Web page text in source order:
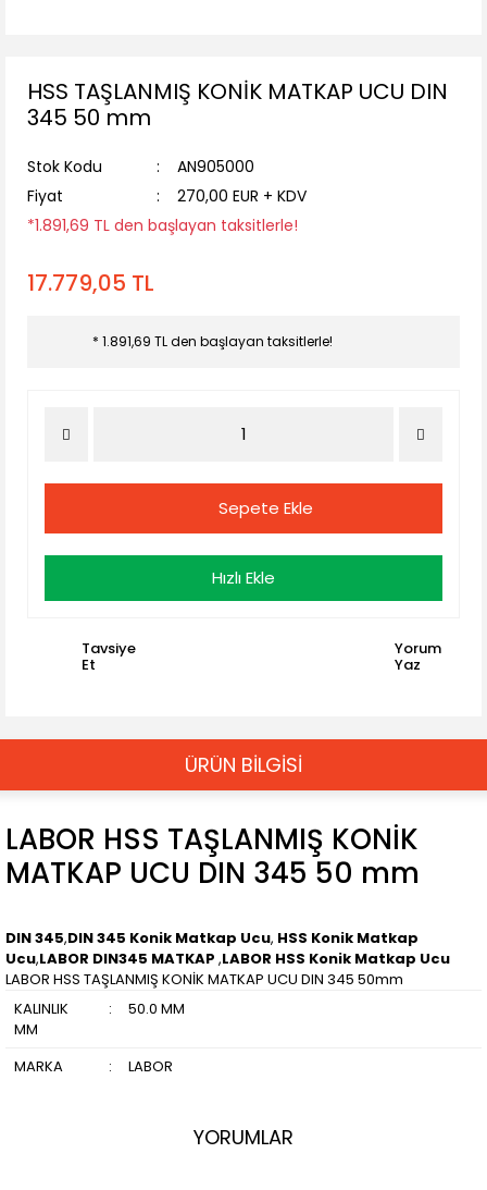
HSS TAŞLANMIŞ KONİK MATKAP UCU DIN
345 50 mm
Stok Kodu
AN905000
Fiyat
270,00 EUR + KDV
*1.891,69 TL den başlayan taksitlerle!
17.779,05 TL
* 1.891,69 TL den başlayan taksitlerle!
Sepete Ekle
Hızlı Ekle
Tavsiye
Et
Yorum
Yaz
ÜRÜN BİLGİSİ
LABOR HSS TAŞLANMIŞ KONİK
MATKAP UCU DIN 345 50 mm
DIN 345,DIN 345 Konik Matkap Ucu, HSS Konik Matkap
Ucu,LABOR DIN345 MATKAP ,LABOR HSS Konik Matkap Ucu
LABOR HSS TAŞLANMIŞ KONİK MATKAP UCU DIN 345 50mm
KALINLIK
MM
: 50.0 MM
MARKA : LABOR
YORUMLAR